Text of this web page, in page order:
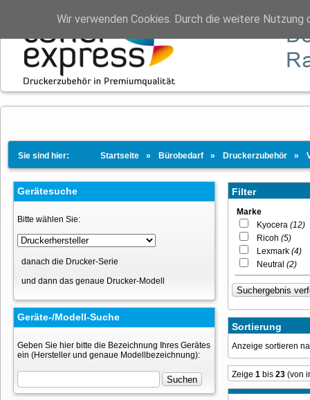
Sie sind hier: Startseite Bürobedarf Druckerzubehör
Gerätesuche
Bitte wählen Sie:
danach die Drucker-Serie
und dann das genaue Drucker-Modell
Geräte-/Modell-Suche
Geben Sie hier bitte die Bezeichnung Ihres Gerätes
ein (Hersteller und genaue Modellbezeichnung):
Filter
Marke
Kyocera (12)
Ricoh (5)
Lexmark (4)
Neutral (2)
Sortierung
Anzeige sortieren
Zeige 1 bis 23 (von
Wir verwenden Cookies. Durch die weitere